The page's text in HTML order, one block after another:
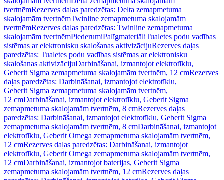
tvertnēmRezerves daļas paredzētas: Delta zemapmetuma
skalojamām tvertnēmTwinline zemapmetuma skalojamām
tvertnēmRezerves daļas paredzētas: Twinline zemapmetuma
skalojamām tvertnēmPiederumiPalīgmateriāliTualetes podu vadības
sistēmas ar elektronisku skalošanas aktivizācijuRezerves daļas
paredzētas: Tualetes podu vadības sistēmas ar elektronisku
skalošanas aktivizācijuDarbināšanai, izmantojot elektrotīklu,
Geberit Sigma zemapmetuma skalojamām tvertnēm, 12 cmRezerves
daļas paredzētas: Darbināšanai, izmantojot elektrotīklu,
Geberit Sigma zemapmetuma skalojamām tvertnēm,
12 cmDarbināšanai, izmantojot elektrotīklu, Geberit Sigma
zemapmetuma skalojamām tvertnēm, 8 cmRezerves daļas
paredzētas: Darbināšanai, izmantojot elektrotīklu, Geberit Sigma
zemapmetuma skalojamām tvertnēm, 8 cmDarbināšanai, izmantojot
elektrotīklu, Geberit Omega zemapmetuma skalojamām tvertnēm,
12 cmRezerves daļas paredzētas: Darbināšanai, izmantojot
elektrotīklu, Geberit Omega zemapmetuma skalojamām tvertnēm,
12 cmDarbināšanai, izmantojot baterijas, Geberit Sigma
zemapmetuma skalojamām tvertnēm, 12 cmRezerves daļas